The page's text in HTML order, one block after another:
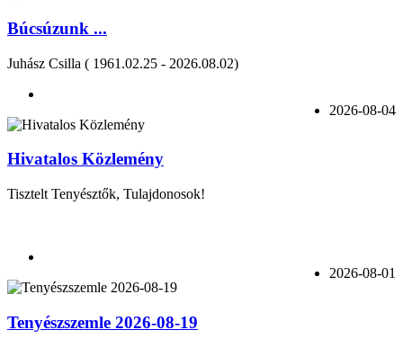
Búcsúzunk ...
Juhász Csilla ( 1961.02.25 - 2026.08.02)
2026-08-04
Hivatalos Közlemény
Tisztelt Tenyésztők, Tulajdonosok!
2026-08-01
Tenyészszemle 2026-08-19